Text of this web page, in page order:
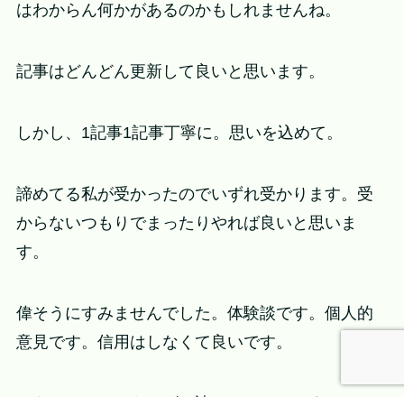
はわからん何かがあるのかもしれませんね。
記事はどんどん更新して良いと思います。
しかし、1記事1記事丁寧に。思いを込めて。
諦めてる私が受かったのでいずれ受かります。受
からないつもりでまったりやれば良いと思いま
す。
偉そうにすみませんでした。体験談です。個人的
意見です。信用はしなくて良いです。